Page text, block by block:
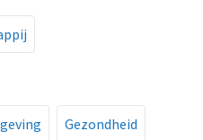
Gezondheid